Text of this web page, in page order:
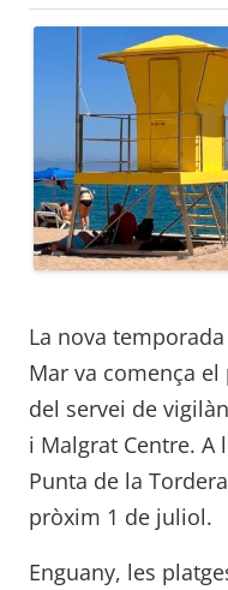
La nova
Mar va comença el
del servei de
i Malgrat Centre. A
Punta de la
pròxim 1 de juliol.
Enguany, les